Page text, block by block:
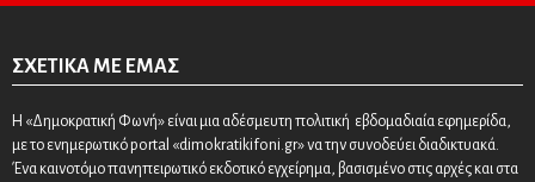
ΣΧΕΤΙΚΆ ΜΕ ΕΜΆΣ
Η «Δημοκρατική Φωνή» είναι μια αδέσμευτη πολιτική εβδομαδιαία εφημερίδα,
με το ενημερωτικό portal «dimokratikifoni.gr» να την συνοδεύει διαδικτυακά.
Ένα καινοτόμο πανηπειρωτικό εκδοτικό εγχείρημα, βασισμένο στις αρχές και στα